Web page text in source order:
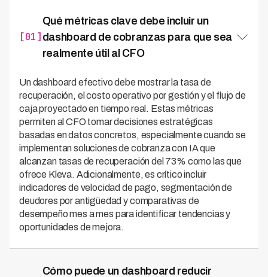
[01]
Qué métricas clave debe incluir un
dashboard de cobranzas para que sea
realmente útil al CFO
Un dashboard efectivo debe mostrar la tasa de
recuperación, el costo operativo por gestión y el flujo de
caja proyectado en tiempo real. Estas métricas
permiten al CFO tomar decisiones estratégicas
basadas en datos concretos, especialmente cuando se
implementan soluciones de cobranza con IA que
alcanzan tasas de recuperación del 73% como las que
ofrece Kleva. Adicionalmente, es crítico incluir
indicadores de velocidad de pago, segmentación de
deudores por antigüedad y comparativas de
desempeño mes a mes para identificar tendencias y
oportunidades de mejora.
Cómo puede un dashboard reducir